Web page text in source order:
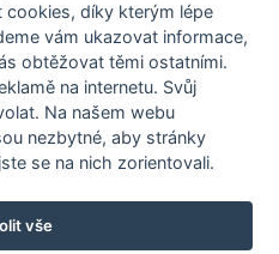
cookies, díky kterým lépe
vám ukazovat informace,
obtěžovat těmi ostatními.
na internetu. Svůj
Na našem webu
nezbytné, aby stránky
se na nich zorientovali.
vše